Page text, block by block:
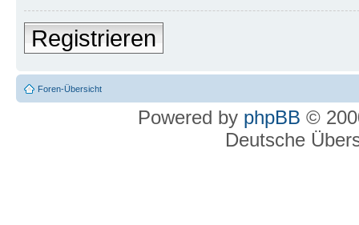
Registrieren
Foren-Übersicht
Powered by phpBB ©
Deutsche